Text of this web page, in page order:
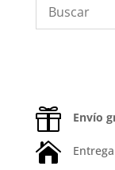
 Envío
